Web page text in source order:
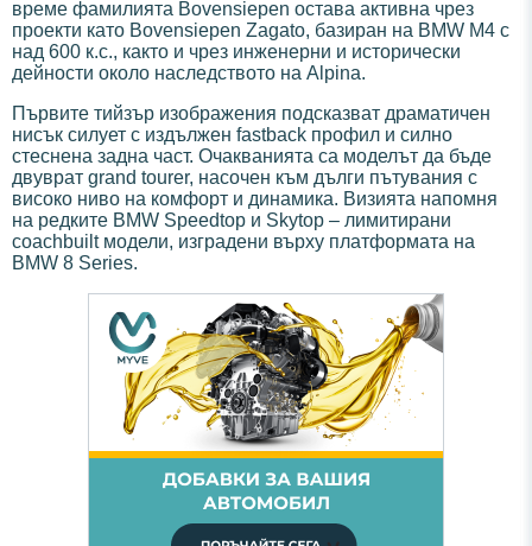
време фамилията Bovensiepen остава активна чрез
проекти като Bovensiepen Zagato, базиран на BMW M4 с
над 600 к.с., както и чрез инженерни и исторически
дейности около наследството на Alpina.
Първите тийзър изображения подсказват драматичен
нисък силует с издължен fastback профил и силно
стеснена задна част. Очакванията са моделът да бъде
двуврат grand tourer, насочен към дълги пътувания с
високо ниво на комфорт и динамика. Визията напомня
на редките BMW Speedtop и Skytop – лимитирани
coachbuilt модели, изградени върху платформата на
BMW 8 Series.